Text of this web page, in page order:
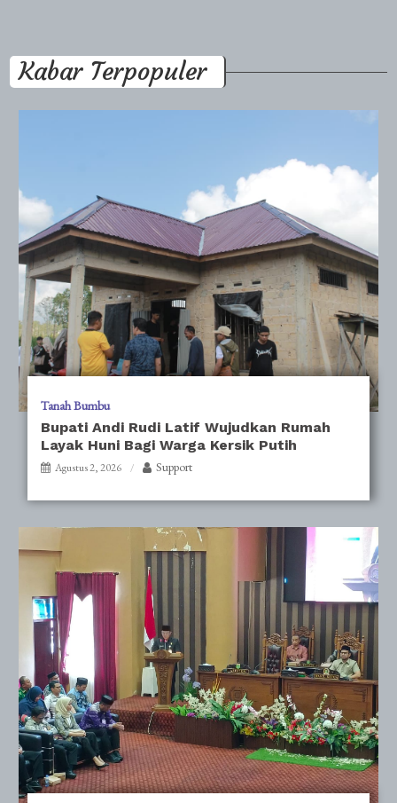
Kabar Terpopuler
Tanah Bumbu
Bupati Andi Rudi Latif Wujudkan Rumah
Layak Huni Bagi Warga Kersik Putih
Agustus 2, 2026 Support